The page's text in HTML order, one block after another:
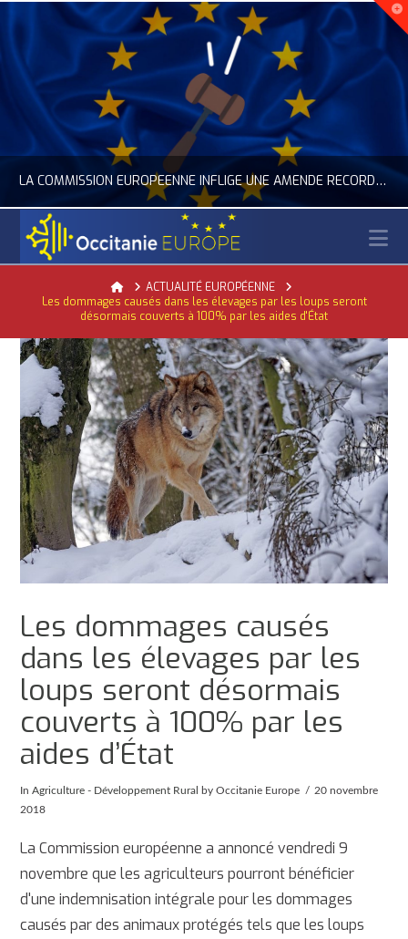
LA COMMISSION EUROPÉENNE INFLIGE UNE AMENDE RECORD À GOOGLE
ACTUALITÉ DE L'UNION EUROPÉENNE, ACTUALITÉ DE LA REPRÉSENTATION D’OCCITANIE EUROPE, NUMÉRIQUE- DIGITAL
JUILLET 24, 2026
HomeACTUALITÉ EUROPÉENNE
Les dommages causés dans les élevages par les loups seront
désormais couverts à 100% par les aides d'État
Les dommages causés
dans les élevages par les
loups seront désormais
couverts à 100% par les
aides d’État
InAgriculture - Développement Rural by Occitanie Europe
20 novembre
2018
La Commission européenne a annoncé vendredi 9
novembre que les agriculteurs pourront bénéficier
d'une indemnisation intégrale pour les dommages
causés par des animaux protégés tels que les loups